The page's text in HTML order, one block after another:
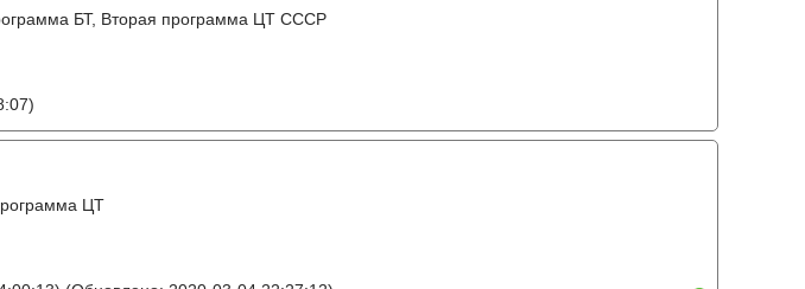
БТ, Вторая программа ЦТ СССР
ЦТ